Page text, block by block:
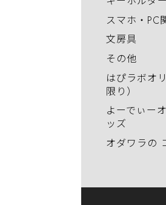
スマホ・PC
文房具
その他
はぴラボオ
限り）
よーでぃー
ッズ
オダワラの